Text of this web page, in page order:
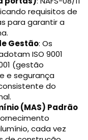
requisitos de
para garantir a
Gestão: Os
ISO 9001
(gestão
e segurança
do
(MAS) Padrão
cada vez